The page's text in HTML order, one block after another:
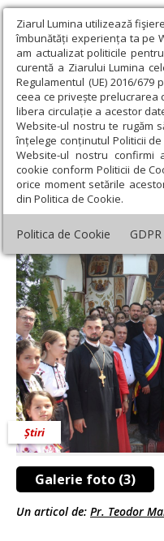
Ziarul Lumina utilizează
îmbunătăți experiența ta pe
am actualizat politicile
curentă a Ziarului Lumina
Regulamentul (UE) 2016/
ceea ce privește prelucrarea
libera circulație a acestor
Website-ul nostru te rugăm
înțelege conținutul Politicii
Website-ul nostru confirmi
cookie conform Politicii de
orice moment setările
din Politica de Cookie.
Politica de Cookie GDPR
Ziarul Lumina › Actualitate
Creștini Ortodocși din Oltenia
Congresul
Oltenia
Galerie foto (3)
Știri
Un articol de: Pr. Teodor